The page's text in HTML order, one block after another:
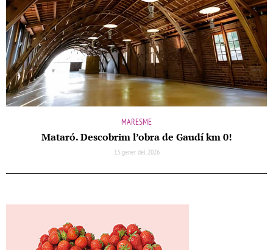
MARESME
Mataró. Descobrim l’obra de Gaudí km 0!
13 gener del 2026